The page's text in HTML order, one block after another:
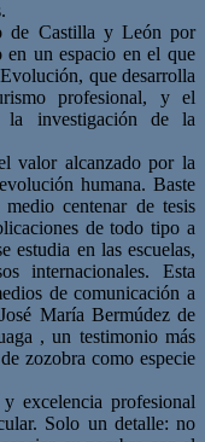
de Castilla y León por
un espacio en el que
que desarrolla
profesional, y el
investigación de la
valor alcanzado por la
humana. Baste
centenar de tesis
de todo tipo a
estudia en las escuelas,
internacionales. Esta
de comunicación a
María Bermúdez de
, un testimonio más
zozobra como especie
excelencia profesional
Solo un detalle: no